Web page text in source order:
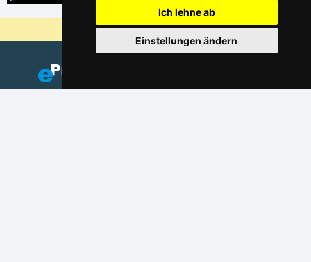
Ich lehne ab
Einstellungen ändern
Warum sind unsere Server am billigsten?